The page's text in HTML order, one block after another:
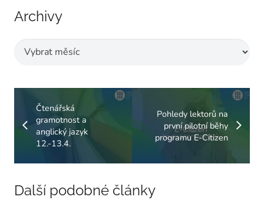
Archivy
Archivy
Čtenářská
gramotnost a
anglický jazyk
12.-13.4.
Pohledy lektorů na
první pilotní běhy
programu E-Citizen
Další podobné články